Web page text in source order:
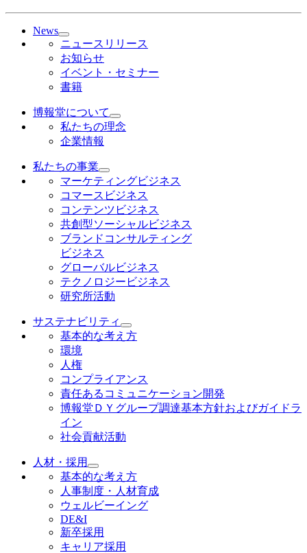
News
ニュースリリース
お知らせ
イベント・セミナー
書籍
博報堂について
私たちの理念
企業情報
私たちの事業
マーケティングビジネス
コマースビジネス
コンテンツビジネス
共創型ソーシャルビジネス
ブランドコンサルティング
ビジネス
グローバルビジネス
テクノロジービジネス
研究所活動
サステナビリティ
基本的な考え方
環境
人権
コンプライアンス
責任あるコミュニケーション開発
博報堂ＤＹグループ調達基本方針およびガイドラ
イン
社会貢献活動
人材・採用
基本的な考え方
人事制度・人材育成
ウェルビーイング
DE&I
新卒採用
キャリア採用